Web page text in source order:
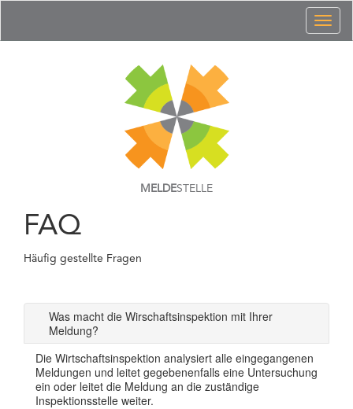
MELDESTELLE
FAQ
Häufig gestellte Fragen
Was macht die Wirschaftsinspektion mit Ihrer
Meldung?
Die Wirtschaftsinspektion analysiert alle eingegangenen
Meldungen und leitet gegebenenfalls eine Untersuchung
ein oder leitet die Meldung an die zuständige
Inspektionsstelle weiter.